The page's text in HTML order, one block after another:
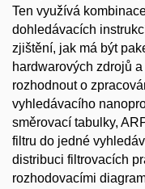
Ten využívá
dohledávacích
zjištění, jak má být
hardwarových zdrojů
rozhodnout o
vyhledávacího
směrovací tabulky,
filtru do jedné
distribuci filtrovacích
rozhodovacími